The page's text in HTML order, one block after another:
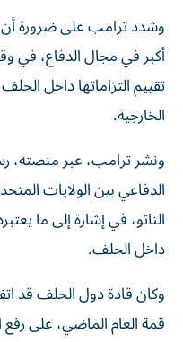
وشدد ترامب على ضرورة أن
أكبر في مجال الدفاع، في
تقييم التزاماتها داخل
الخارجية.
ونشر ترامب، عبر منصته،
الدفاعي بين الولايات
الناتو، في إشارة إلى ما
داخل الحلف.
وكان قادة دول الحلف قد